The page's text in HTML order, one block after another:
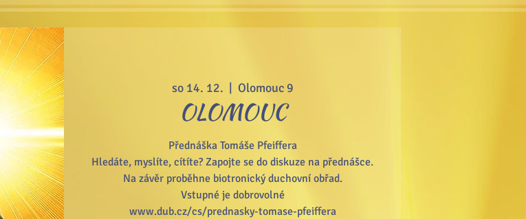
so 14. 12.
  |
Olomouc 9
OLOMOUC
Přednáška Tomáše Pfeiffera
Hledáte, myslíte, cítíte? Zapojte se do diskuze na přednášce.
Na závěr proběhne biotronický duchovní obřad.
Vstupné je dobrovolné
www.dub.cz/cs/prednasky-tomase-pfeiffera